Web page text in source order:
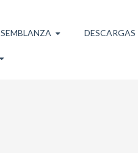
SEMBLANZA DESCARGAS